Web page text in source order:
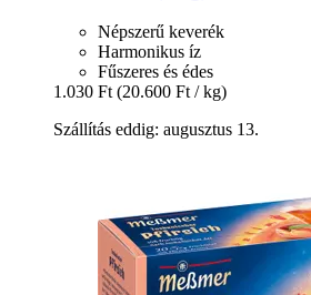
Népszerű keverék
Harmonikus íz
Fűszeres és édes
1.030 Ft (20.600 Ft / kg)
Szállítás eddig: augusztus 13.